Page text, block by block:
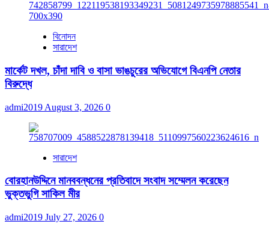
বিনোদন
সারাদেশ
মার্কেট দখল, চাঁদা দাবি ও বাসা ভাঙচুরের অভিযোগে বিএনপি নেতার
বিরুদ্ধে
admi2019 August 3, 2026 0
সারাদেশ
বোরহানউদ্দিনে মানববন্ধনের প্রতিবাদে সংবাদ সম্মেলন করেছেন
ভুক্তভুগি সাকিল মীর
admi2019 July 27, 2026 0